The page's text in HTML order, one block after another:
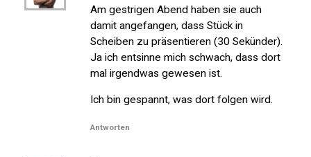
Am gestrigen Abend haben sie auch
damit angefangen, dass Stück in
Scheiben zu präsentieren (30 Sekünder).
Ja ich entsinne mich schwach, dass dort
mal irgendwas gewesen ist.
Ich bin gespannt, was dort folgen wird.
Antworten